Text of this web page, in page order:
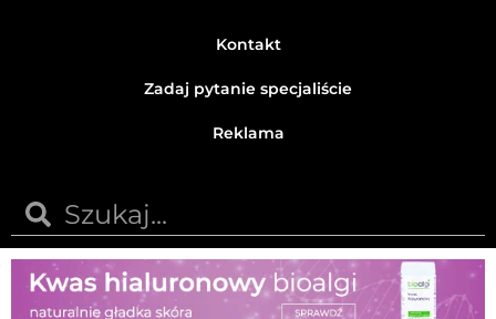
Kontakt
Zadaj pytanie specjaliście
Reklama